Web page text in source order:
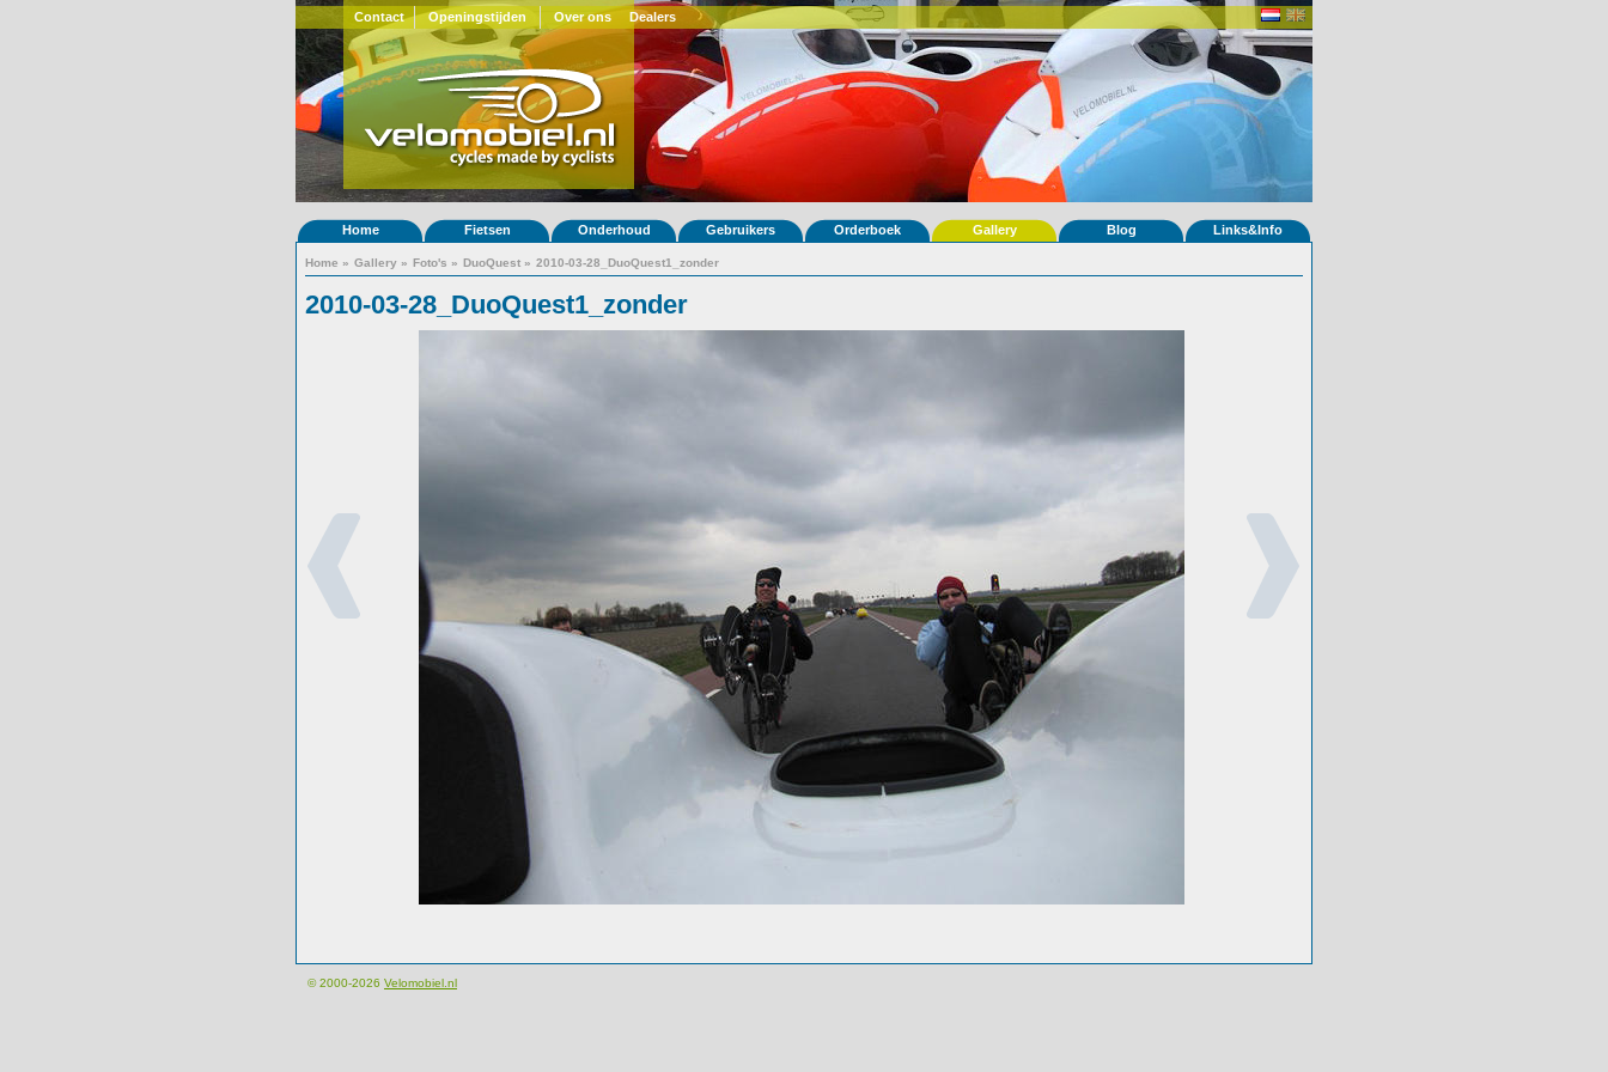
Contact Openingstijden Over ons Dealers
Home Fietsen Onderhoud Gebruikers Orderboek Gallery Blog Links&Info
Home » Gallery » Foto's » DuoQuest » 2010-03-28_DuoQuest1_zonder
2010-03-28_DuoQuest1_zonder
© 2000-2026 Velomobiel.nl